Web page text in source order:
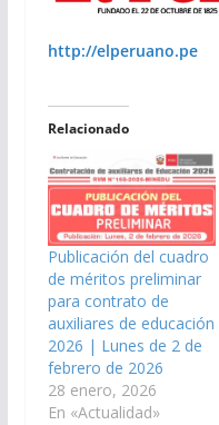
http://elperuano.pe
Relacionado
Publicación del cuadro
de méritos preliminar
para contrato de
auxiliares de educación
2026 | Lunes de 2 de
febrero de 2026
28 enero, 2026
En «Actualidad»